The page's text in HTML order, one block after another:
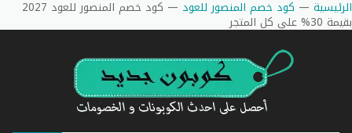
الرئيسية — كود خصم المنصور للعود — كود خصم المنصور للعود 2027
بقيمة 30% على كل المتجر